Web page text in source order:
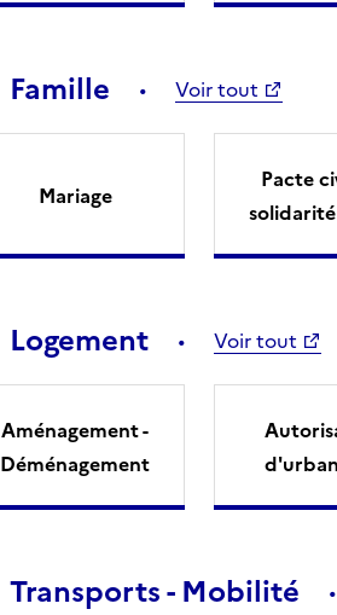
Famille Voir tout
Mariage
Pacte
solidarité
Logement Voir tout
Aménagement -
Déménagement
Transports - Mobilité